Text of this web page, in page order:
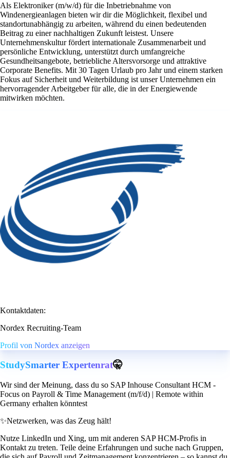
Als Elektroniker (m/w/d) für die Inbetriebnahme von
Windenergieanlagen bieten wir dir die Möglichkeit, flexibel und
standortunabhängig zu arbeiten, während du einen bedeutenden
Beitrag zu einer nachhaltigen Zukunft leistest. Unsere
Unternehmenskultur fördert internationale Zusammenarbeit und
persönliche Entwicklung, unterstützt durch umfangreiche
Gesundheitsangebote, betriebliche Altersvorsorge und attraktive
Corporate Benefits. Mit 30 Tagen Urlaub pro Jahr und einem starken
Fokus auf Sicherheit und Weiterbildung ist unser Unternehmen ein
hervorragender Arbeitgeber für alle, die in der Energiewende
mitwirken möchten.
Kontaktdaten:
Nordex Recruiting-Team
Profil von Nordex anzeigen
StudySmarter Expertenrat🤫
Wir sind der Meinung, dass du so SAP Inhouse Consultant HCM -
Focus on Payroll & Time Management (m/f/d) | Remote within
Germany erhalten könntest
✨Netzwerken, was das Zeug hält!
Nutze LinkedIn und Xing, um mit anderen SAP HCM-Profis in
Kontakt zu treten. Teile deine Erfahrungen und suche nach Gruppen,